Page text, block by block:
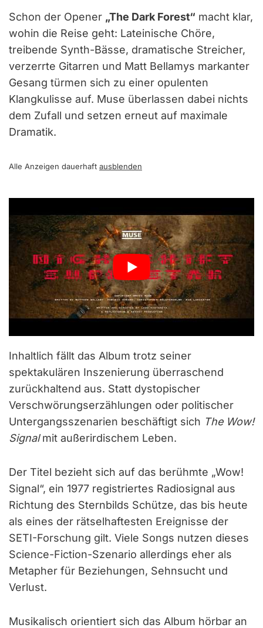
Schon der Opener „The Dark Forest“ macht klar,
wohin die Reise geht: Lateinische Chöre,
treibende Synth-Bässe, dramatische Streicher,
verzerrte Gitarren und Matt Bellamys markanter
Gesang türmen sich zu einer opulenten
Klangkulisse auf. Muse überlassen dabei nichts
dem Zufall und setzen erneut auf maximale
Dramatik.
Alle Anzeigen dauerhaft ausblenden
Inhaltlich fällt das Album trotz seiner
spektakulären Inszenierung überraschend
zurückhaltend aus. Statt dystopischer
Verschwörungserzählungen oder politischer
Untergangsszenarien beschäftigt sich The Wow!
Signalmit außerirdischem Leben.
Der Titel bezieht sich auf das berühmte „Wow!
Signal“, ein 1977 registriertes Radiosignal aus
Richtung des Sternbilds Schütze, das bis heute
als eines der rätselhaftesten Ereignisse der
SETI-Forschung gilt. Viele Songs nutzen dieses
Science-Fiction-Szenario allerdings eher als
Metapher für Beziehungen, Sehnsucht und
Verlust.
Musikalisch orientiert sich das Album hörbar an